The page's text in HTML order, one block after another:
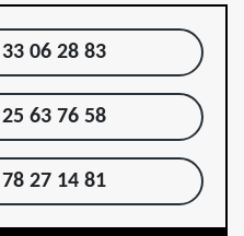
06 28 83
63 76 58
27 14 81